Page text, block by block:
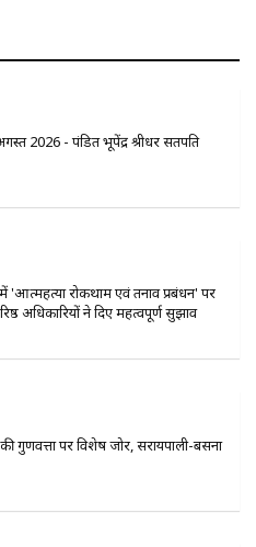
2026 - पंडित भूपेंद्र श्रीधर सतपति
रोकथाम एवं तनाव प्रबंधन' पर
अधिकारियों ने दिए महत्वपूर्ण सुझाव
गुणवत्ता पर विशेष जोर, सरायपाली-बसना